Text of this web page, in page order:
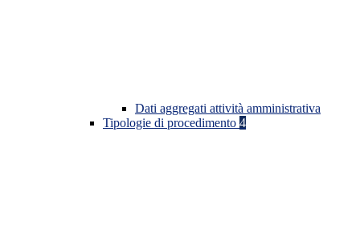
Dati aggregati attività amministrativa
Tipologie di procedimento 4